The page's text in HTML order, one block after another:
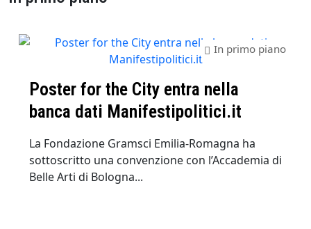
Poster for the City entra nella
banca dati Manifestipolitici.it
In primo piano
La Fondazione Gramsci Emilia-Romagna ha
sottoscritto una convenzione con l’Accademia di
Belle Arti di Bologna...